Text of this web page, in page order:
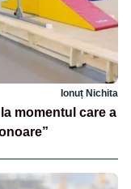
Ionuț Nichita
momentul care a